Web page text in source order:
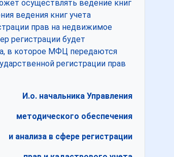
осуществлять ведение книг
ведения книг учета
прав на недвижимое
регистрации будет
в которое МФЦ передаются
регистрации прав
И.о. начальника Управления
методического обеспечения
и анализа в сфере регистрации